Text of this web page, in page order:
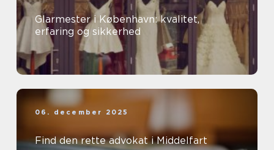
Glarmester i København: kvalitet,
erfaring og sikkerhed
06. december 2025
Find den rette advokat i Middelfart